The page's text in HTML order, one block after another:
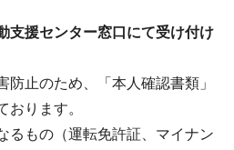
支援センター窓口にて受け付け
止のため、「本人確認書類」
おります。
もの（運転免許証、マイナン